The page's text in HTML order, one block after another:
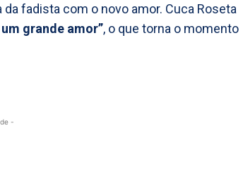
fadista com o novo amor. Cuca Roseta
grande amor”, o que torna o momento
-